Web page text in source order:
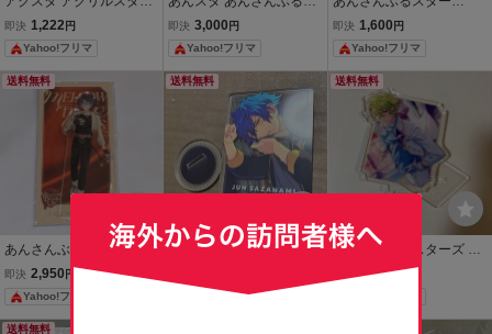
ド あんさんぶるスターズ
あんスタ 巴日和
即決 1,222 円
Yahoo!フリマ
ターズ アクリルスタンド
巴日和 漣ジュン アクスタ
Eve
即決 3,000 円
Yahoo!フリマ
ズ！！ あんスタ 漣 ジュン
コスチュームアクリルス
タンド★★★ コスチュー
ム アクスタ
即決 1,600 円
Yahoo!フリマ
送料無料
あんさんぶるスターズ
あんスタ 甘楽チトセ
アクリルスタンド アク
スタ
即決 2,950 円
Yahoo!フリマ
送料無料
漣ジュン ななめ/アクスタ
ーズ!!」 アクリルスタンド
Yahoo!フリマ
送料無料
あんさんぶるスターズ あ
んスタ アクリルスタンド
500円
送料無料